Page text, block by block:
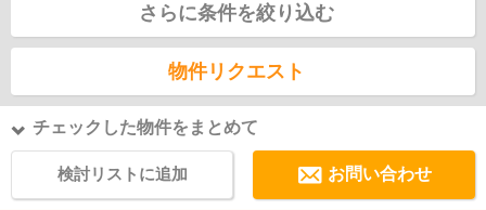
さらに条件を絞り込む
物件リクエスト
チェックした物件をまとめて
検討リストに追加 お問い合わせ